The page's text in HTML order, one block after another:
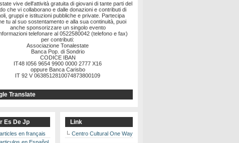
vive dell'attività gratuita di giovani di tante parti del
che vi collaborano e dalle donazioni e contributi di
gruppi e istituzioni pubbliche e private. Partecipa
tu al suo sostentamento e alla sua continuità, puoi
anche sponsorizzare un singolo evento
telefonare al 0522580042 (telefono e fax)
per contributi:
Associazione Tonalestate
Banca Pop. di Sondrio
CODICE IBAN
IT48 I056 9654 9900 0000 2777 X16
oppure Banca Carisbo
IT 92 V 0638512810074873800109
Translate
Es De Jp
articles en français
Link
Centro Cultural One Way